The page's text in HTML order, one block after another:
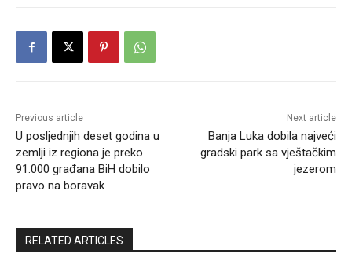
Previous article
U posljednjih deset godina u
zemlji iz regiona je preko
91.000 građana BiH dobilo
pravo na boravak
Next article
Banja Luka dobila najveći
gradski park sa vještačkim
jezerom
RELATED ARTICLES